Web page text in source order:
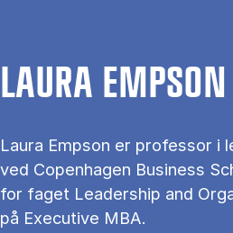
LAURA EMPSON
Laura Empson er professor i
ved Copenhagen Business
for faget Leadership and
på Executive MBA.